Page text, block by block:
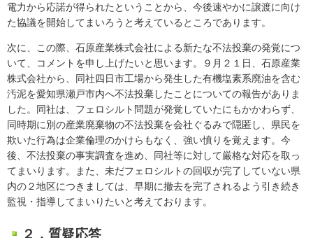
電力から応諾が得られたということから、今後速やかに譲渡に向け
た協議を開始してまいろうと考えているところであります。
次に、この際、石原産業株式会社による新たな不法投棄の発覚につ
いて、コメントを申し上げたいと思います。９月２１日、石原産業
株式会社から、同社四日市工場から発生した有機塩素系廃油を含む
汚泥を愛知県瀬戸市内へ不法投棄したことについての報告がありま
した。同社は、フェロシルト問題が発覚していたにもかかわらず、
同時期に別の産業廃棄物の不法投棄を会社ぐるみで隠匿し、県民を
欺いた行為は企業倫理のかけらもなく、強い憤りを覚えます。今
後、不法投棄の事実調査を進め、同社等に対して厳格な対応を取っ
てまいります。また、未だフェロシルトの回収が完了していない県
内の２地区につきましては、早期に撤去を完了されるよう引き続き
監視・指導してまいりたいと考えております。
２．質疑応答